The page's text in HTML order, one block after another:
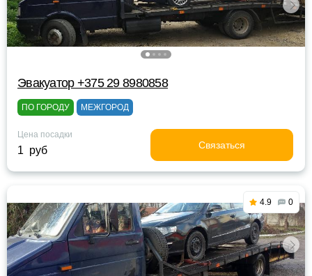
Эвакуатор +375 29 8980858
ПО ГОРОДУ МЕЖГОРОД
Цена посадки
1 руб Связаться
4.9 0